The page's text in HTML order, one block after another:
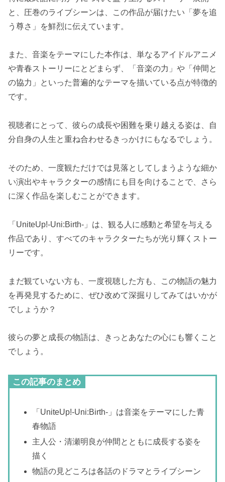
と、圧巻のライブシーンは、この作品が届けたい「夢を追
う尊さ」を鮮烈に伝えています。
また、音楽をテーマにした本作は、単なるアイドルアニメ
や青春ストーリーにとどまらず、「音楽の力」や「仲間と
の協力」といった普遍的なテーマを描いている点が特徴的
です。
視聴者にとって、彼らの成長や困難を乗り越える姿は、自
分自身の人生と重ね合わせるきっかけにもなるでしょう。
そのため、一度観ただけでは見落としてしまうような細か
い演出やキャラクターの感情にも目を向けることで、さら
に深く作品を楽しむことができます。
「UniteUp!-Uni:Birth-」は、観る人に感動と希望を与える
作品であり、すべてのキャラクターたちが光り輝くストー
リーです。
まだ観ていない方も、一度視聴した方も、この物語の魅力
を再発見するために、ぜひ改めて深掘りしてみてはいかが
でしょうか？
彼らの夢と成長の物語は、きっとあなたの心にも響くこと
でしょう。
この記事のまとめ
「UniteUp!-Uni:Birth-」は音楽をテーマにした青
春物語
主人公・清瀬明良が仲間とともに成長する姿を
描く
物語の見どころは各話のドラマとライブシーン